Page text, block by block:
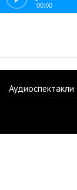
00:00
Аудиоспектакли